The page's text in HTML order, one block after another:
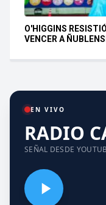
O'HIGGINS
VENCER A
EN VIVO
RADIO
SEÑAL DESDE